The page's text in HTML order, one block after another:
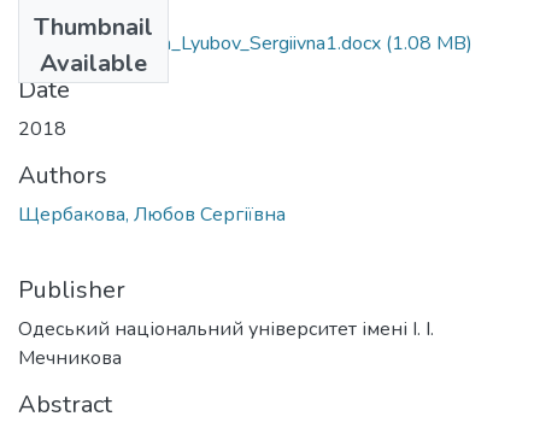
Thumbnail
Available
091_Scherbakova_Lyubov_Sergiivna1.docx (1.08 MB)
Date
2018
Authors
Щербакова, Любов Сергіївна
Publisher
Одеський національний університет імені І. І.
Мечникова
Abstract